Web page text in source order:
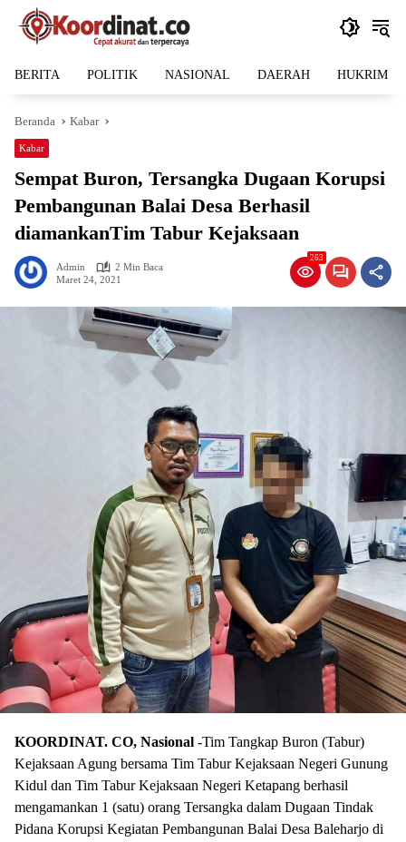
Langsung
BERITA POLITIK NASIONAL DAERAH HUKRIM
Beranda Kabar
Kabar
Sempat Buron, Tersangka Dugaan Korupsi
Pembangunan Balai Desa Berhasil
diamankanTim Tabur Kejaksaan
Admin
2 Min Baca
Maret 24, 2021
263
KOORDINAT. CO, Nasional -Tim Tangkap Buron (Tabur)
Kejaksaan Agung bersama Tim Tabur Kejaksaan Negeri Gunung
Kidul dan Tim Tabur Kejaksaan Negeri Ketapang berhasil
mengamankan 1 (satu) orang Tersangka dalam Dugaan Tindak
Pidana Korupsi Kegiatan Pembangunan Balai Desa Baleharjo di